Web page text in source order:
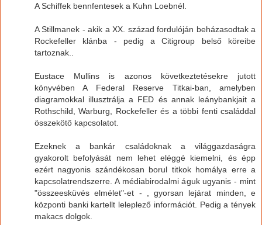
A Schiffek bennfentesek a Kuhn Loebnél.
A Stillmanek - akik a XX. század fordulóján beházasodtak a
Rockefeller klánba - pedig a Citigroup belső köreibe
tartoznak..
Eustace Mullins is azonos következtetésekre jutott
könyvében A Federal Reserve Titkai-ban, amelyben
diagramokkal illusztrálja a FED és annak leánybankjait a
Rothschild, Warburg, Rockefeller és a többi fenti családdal
összekötő kapcsolatot.
Ezeknek a bankár családoknak a világgazdaságra
gyakorolt befolyását nem lehet eléggé kiemelni, és épp
ezért nagyonis szándékosan borul titkok homálya erre a
kapcsolatrendszerre. A médiabirodalmi águk ugyanis - mint
"összeesküvés elmélet"-et - , gyorsan lejárat minden, e
központi banki kartellt leleplező információt. Pedig a tények
makacs dolgok.